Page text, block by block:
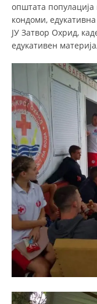
ПРОЕКТИ –
општата
кондоми,
ЈУ Затвор Охрид,
едукативен